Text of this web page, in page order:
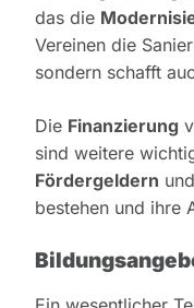
das die
Vereinen die
sondern schafft
Die Finanzierung
sind weitere
Fördergeldern
bestehen und ihre